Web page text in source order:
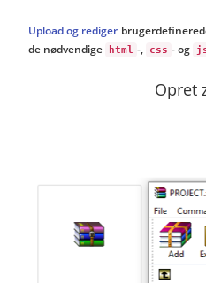
Upload og rediger
de nødvendige
html -, css - og
Opret